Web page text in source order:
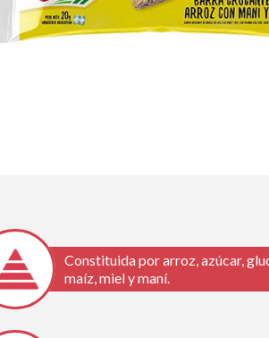
Constituida por arroz, azúcar,
maíz, miel y maní.